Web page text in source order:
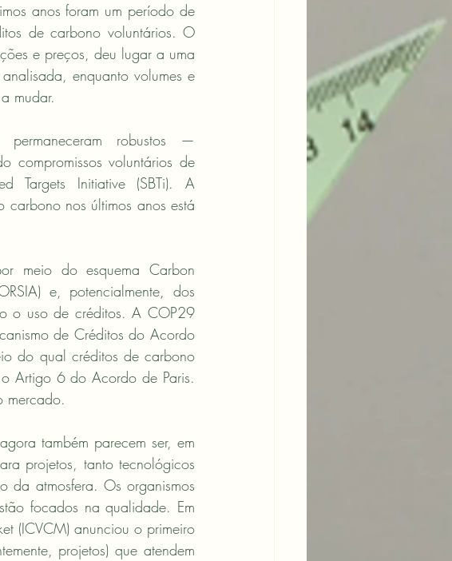
anos foram um período de
de carbono voluntários. O
e preços, deu lugar a uma
enquanto volumes e
mudar.
robustos —
compromissos voluntários de
Targets Initiative (SBTi). A
nos últimos anos está
meio do esquema Carbon
e, potencialmente, dos
o uso de créditos. A COP29
de Créditos do Acordo
do qual créditos de carbono
o Artigo 6 do Acordo de Paris.
mercado.
também parecem ser, em
projetos, tanto tecnológicos
da atmosfera. Os organismos
focados na qualidade. Em
(ICVCM) anunciou o primeiro
projetos) que atendem